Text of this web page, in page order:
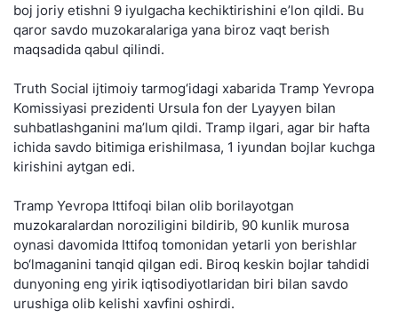
boj joriy etishni 9 iyulgacha kechiktirishini e’lon qildi. Bu
qaror savdo muzokaralariga yana biroz vaqt berish
maqsadida qabul qilindi.
Truth Social ijtimoiy tarmog‘idagi xabarida Tramp Yevropa
Komissiyasi prezidenti Ursula fon der Lyayyen bilan
suhbatlashganini ma’lum qildi. Tramp ilgari, agar bir hafta
ichida savdo bitimiga erishilmasa, 1 iyundan bojlar kuchga
kirishini aytgan edi.
Tramp Yevropa Ittifoqi bilan olib borilayotgan
muzokaralardan noroziligini bildirib, 90 kunlik murosa
oynasi davomida Ittifoq tomonidan yetarli yon berishlar
bo‘lmaganini tanqid qilgan edi. Biroq keskin bojlar tahdidi
dunyoning eng yirik iqtisodiyotlaridan biri bilan savdo
urushiga olib kelishi xavfini oshirdi.